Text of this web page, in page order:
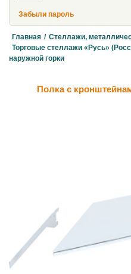
Забыли пароль
Главная / Стеллажи,
Торговые стеллажи «Русь»
наружной горки
Полка с